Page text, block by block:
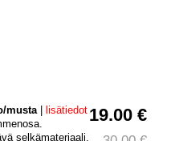
19.00 €
musta | lisätiedot
selkämateriaali.